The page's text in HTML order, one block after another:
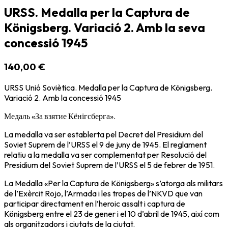
URSS. Medalla per la Captura de
Königsberg. Variació 2. Amb la seva
concessió 1945
140,00 €
URSS Unió Soviètica. Medalla per la Captura de Königsberg.
Variació 2. Amb la concessió 1945
Медаль «За взятие Кёнігсберга».
La medalla va ser establerta pel Decret del Presidium del
Soviet Suprem de l’URSS el 9 de juny de 1945. El reglament
relatiu a la medalla va ser complementat per Resolució del
Presidium del Soviet Suprem de l’URSS el 5 de febrer de 1951.
La Medalla «Per la Captura de Königsberg» s’atorga als militars
de l’Exèrcit Rojo, l’Armada i les tropes de l’NKVD que van
participar directament en l’heroic assalt i captura de
Königsberg entre el 23 de gener i el 10 d’abril de 1945, així com
als organitzadors i ciutats de la ciutat.